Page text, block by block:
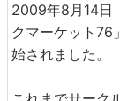
2009年8月14日
クマーケット76
始されました。